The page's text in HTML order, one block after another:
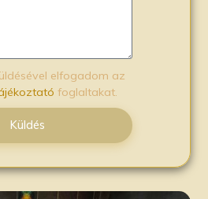
elfogadom az
foglaltakat.
Küldés